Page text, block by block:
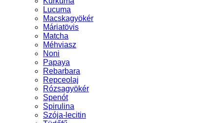
Lucuma
Macskagyökér
Máriatövis
Matcha
Méhviasz
Noni
Papaya
Rebarbara
Repceolaj
Rózsagyökér
Spenót
Spirulina
Szója-lecitin